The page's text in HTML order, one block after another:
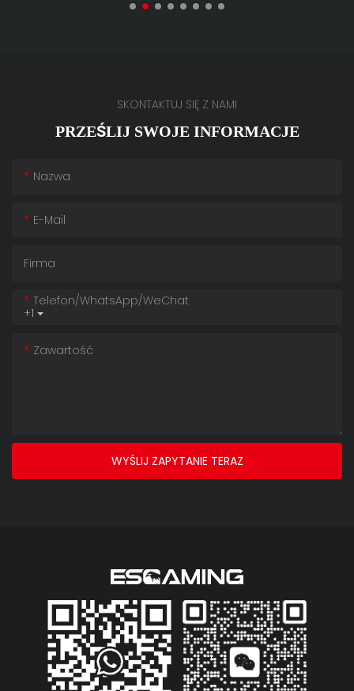
SKONTAKTUJ SIĘ Z NAMI
PRZEŚLIJ SWOJE INFORMACJE
Nazwa
E-Mail
Firma
+1
Telefon/WhatsApp/WeChat
Zawartość
WYŚLIJ ZAPYTANIE TERAZ